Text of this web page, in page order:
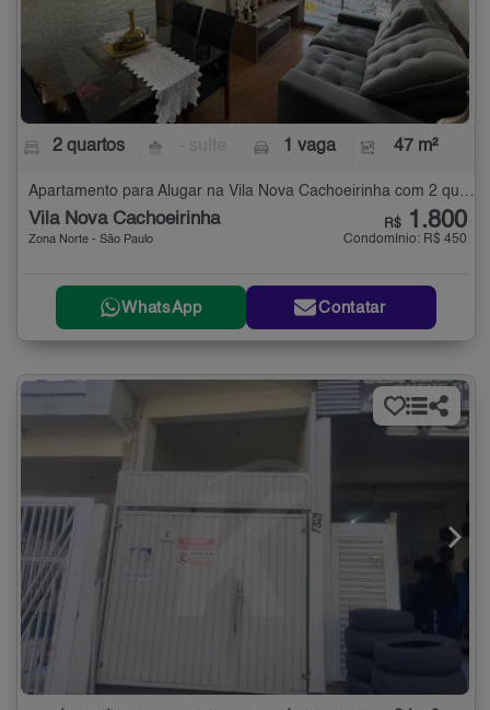
2 quartos 1 vaga 47 m²
Apartamento para Alugar na Vila Nova Cachoeirinha com 2 quartos - 47 m²
Vila Nova Cachoeirinha
Zona Norte - São Paulo
R$ 1.800
Condomínio: R$ 450
WhatsApp Contatar